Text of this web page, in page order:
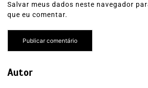
Salvar meus dados neste navegador
que eu comentar.
Autor